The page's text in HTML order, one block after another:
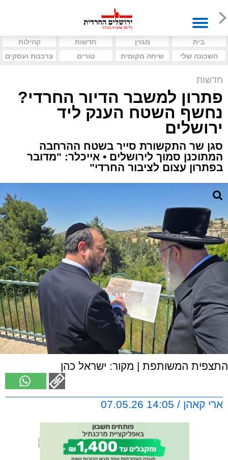
בית מגזין חדשות
קהילות
השכונה שלי
שיחה מקומית טורים צרכנות ועסקים
חדשות
פתרון למשבר הדיור החרדי?
נחשף השטח הענק ליד
ירושלים
סגן שר התקשורת סייר בשטח ההרחבה
המתוכנן סמוך לירושלים • אייכלר: "מדובר
בפתרון עצום לציבור החרדי"
התצפית המשותפת | מקור: ישראל כהן
ארי קאהן / 14:05 07.05.26